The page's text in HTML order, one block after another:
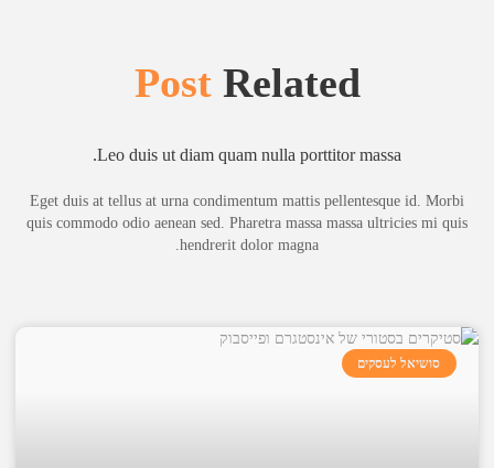
Related
Post
Leo duis ut diam quam nulla porttitor massa.
Eget duis at tellus at urna condimentum mattis pellentesque id. Morbi
quis commodo odio aenean sed. Pharetra massa massa ultricies mi quis
hendrerit dolor magna.
סושיאל לעסקים